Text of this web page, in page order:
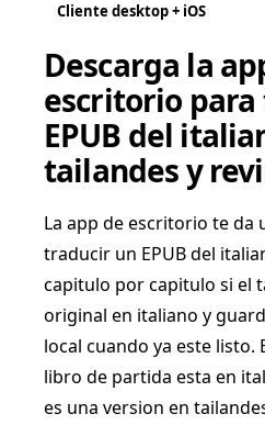
Cliente desktop + iOS
Descarga la
escritorio
EPUB del
tailandes y
La app de escritorio te da
traducir un EPUB del
capitulo por capitulo si el
original en italiano y
local cuando ya este listo.
libro de partida esta en
es una version en